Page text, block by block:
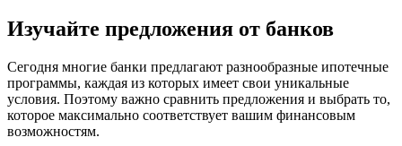
Изучайте предложения от банков
Сегодня многие банки предлагают разнообразные ипотечные
программы, каждая из которых имеет свои уникальные
условия. Поэтому важно сравнить предложения и выбрать то,
которое максимально соответствует вашим финансовым
возможностям.